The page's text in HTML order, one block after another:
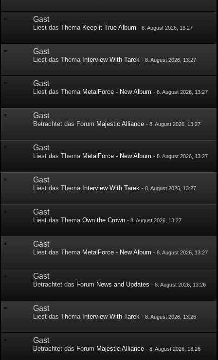
Gast
Liest das Thema Keep it True Album -8. August 2026, 13:27
Gast
Liest das Thema Interview With Tarek -8. August 2026, 13:27
Gast
Liest das Thema MetalForce - New Album -8. August 2026, 13:27
Gast
Betrachtet das Forum Majestic Alliance -8. August 2026, 13:27
Gast
Liest das Thema MetalForce - New Album -8. August 2026, 13:27
Gast
Liest das Thema Interview With Tarek -8. August 2026, 13:27
Gast
Liest das ThemaOwn the Crown -8. August 2026, 13:27
Gast
Liest das Thema MetalForce - New Album -8. August 2026, 13:27
Gast
Betrachtet das Forum News and Updates -8. August 2026, 13:26
Gast
Liest das Thema Interview With Tarek -8. August 2026, 13:26
Gast
Betrachtet das Forum Majestic Alliance -8. August 2026, 13:26